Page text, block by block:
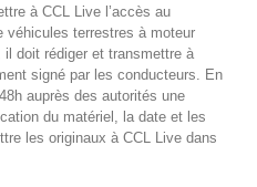
à CCL Live l’accès au
véhicules terrestres à moteur
doit rédiger et transmettre à
signé par les conducteurs. En
auprès des autorités une
du matériel, la date et les
les originaux à CCL Live dans